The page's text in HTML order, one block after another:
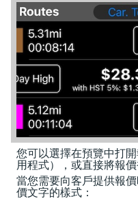
您可以選擇在預覽中打
用程式），或直接將報價
當您需要向客戶提供報
價文字的樣式：